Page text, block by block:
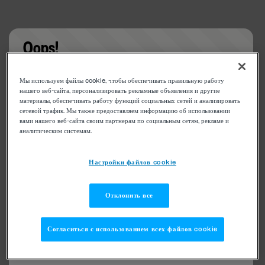
Oops!
Something went wrong. Please try refreshing the
app
Мы используем файлы cookie, чтобы обеспечивать правильную работу
нашего веб-сайта, персонализировать рекламные объявления и другие
материалы, обеспечивать работу функций социальных сетей и анализировать
сетевой трафик. Мы также предоставляем информацию об использовании
вами нашего веб-сайта своим партнерам по социальным сетям, рекламе и
аналитическим системам.
Настройки файлов cookie
Отклонить все
Согласиться с использованием всех файлов cookie